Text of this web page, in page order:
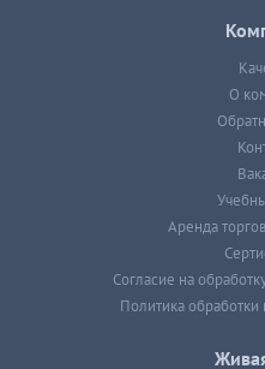
О
Аренда
Согласие на
Политика